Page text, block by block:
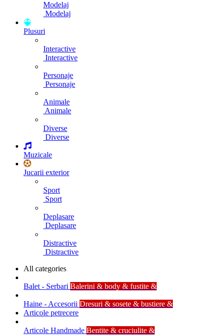
Modelaj
Modelaj
Plusuri
Interactive
Interactive
Personaje
Personaje
Animale
Animale
Diverse
Diverse
Muzicale
Jucarii exterior
Sport
Sport
Deplasare
Deplasare
Distractive
Distractive
All categories
Balet - Serbari Balerini & body & fustite &
Haine - Accesorii Dresuri & sosete & bustiere &
Articole petrecere
Articole Handmade Bentite & cruciulite &